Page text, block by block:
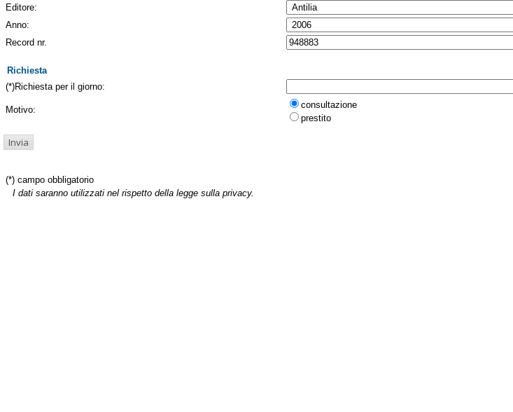
Editore:
Anno:
Record nr.
Richiesta
(*)Richiesta per il giorno:
Motivo:
consultazione
prestito
(*) campo obbligatorio
I dati saranno utilizzati nel rispetto della legge sulla privacy.